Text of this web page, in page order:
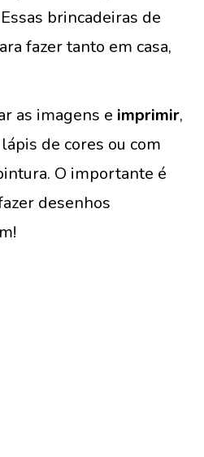
brincadeiras de
fazer tanto em casa,
as imagens e imprimir,
de cores ou com
O importante é
desenhos